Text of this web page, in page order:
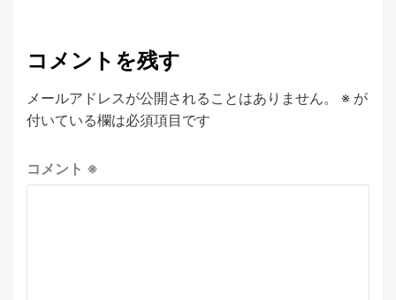
コメントを残す
メールアドレスが公開されることはありません。 ※ が
付いている欄は必須項目です
コメント ※